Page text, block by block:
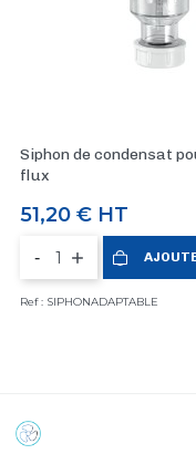
Siphon de condensat
flux
Prix
51,20 € HT
-
Ref : SIPHONADAPTABLE